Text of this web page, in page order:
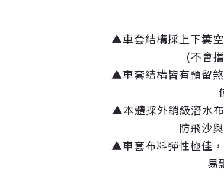
▲車套結構採上下簍
(不會
▲車套結構皆有預留
▲本體採外銷級潛水
防飛沙
▲車套布料彈性極佳
易